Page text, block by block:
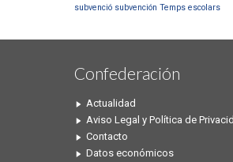
subvenció subvención Temps escolars
Confederación
Actualidad
Aviso Legal y Política de
Contacto
Datos económicos